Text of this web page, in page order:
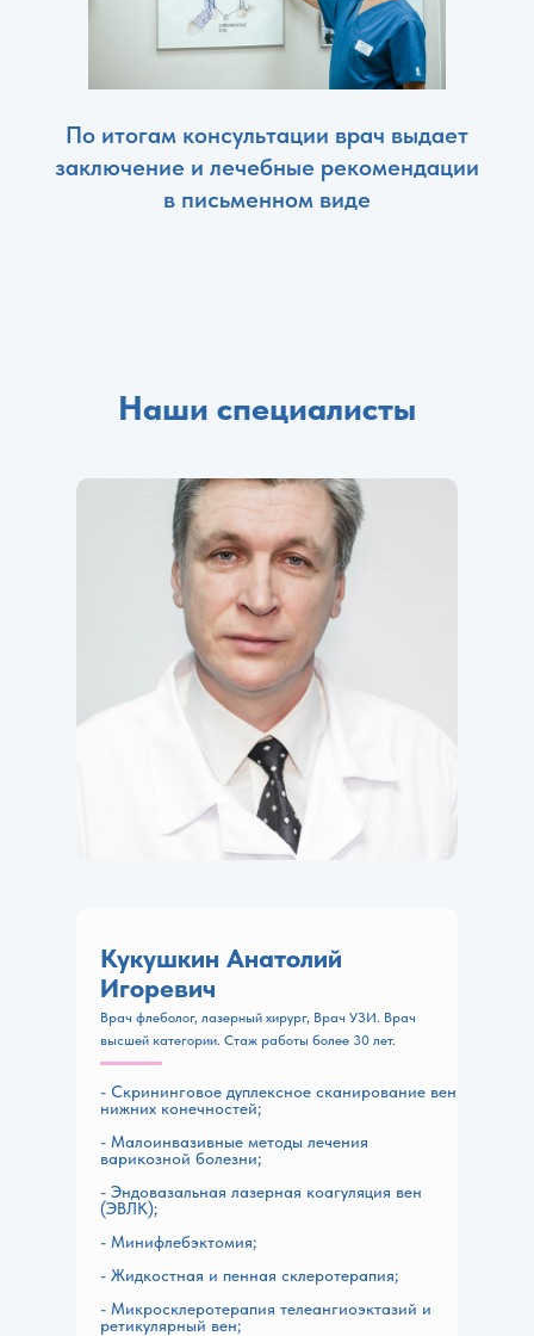
По итогам консультации врач выдает
заключение и лечебные рекомендации
в письменном виде
Врач флеболог, лазерный хирург, Врач УЗИ. Врач
высшей категории. Стаж работы более 30 лет.
Кукушкин Анатолий
Игоревич
- Скрининговое дуплексное сканирование вен
нижних конечностей;
- Малоинвазивные методы лечения
варикозной болезни;
- Эндовазальная лазерная коагуляция вен
(ЭВЛК);
- Минифлебэктомия;
- Жидкостная и пенная склеротерапия;
- Микросклеротерапия телеангиоэктазий и
ретикулярный вен;
Наши специалисты